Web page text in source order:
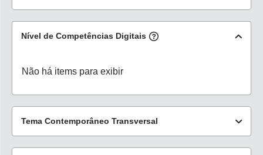
Ciências (25)
Geografia (21)
(0)
Nível de Competências Digitais
Não há items para exibir
Tema Contemporâneo Transversal